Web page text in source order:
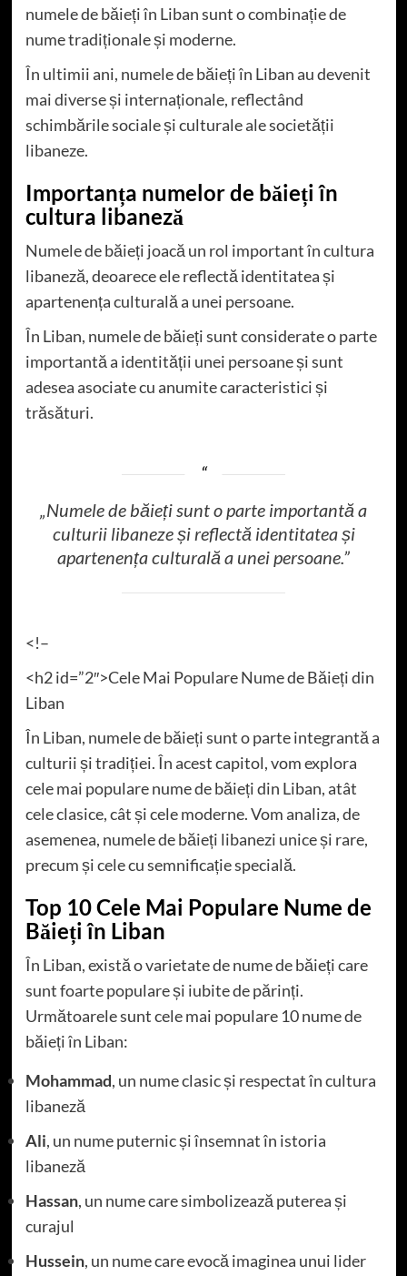
numele de băieți în Liban sunt o combinație de
nume tradiționale și moderne.
În ultimii ani, numele de băieți în Liban au devenit
mai diverse și internaționale, reflectând
schimbările sociale și culturale ale societății
libaneze.
Importanța numelor de băieți în
cultura libaneză
Numele de băieți joacă un rol important în cultura
libaneză, deoarece ele reflectă identitatea și
apartenența culturală a unei persoane.
În Liban, numele de băieți sunt considerate o parte
importantă a identității unei persoane și sunt
adesea asociate cu anumite caracteristici și
trăsături.
„Numele de băieți sunt o parte importantă a
culturii libaneze și reflectă identitatea și
apartenența culturală a unei persoane.”
<!–
<h2 id=”2″>Cele Mai Populare Nume de Băieți din
Liban
În Liban, numele de băieți sunt o parte integrantă a
culturii și tradiției. În acest capitol, vom explora
cele mai populare nume de băieți din Liban, atât
cele clasice, cât și cele moderne. Vom analiza, de
asemenea, numele de băieți libanezi unice și rare,
precum și cele cu semnificație specială.
Top 10 Cele Mai Populare Nume de
Băieți în Liban
În Liban, există o varietate de nume de băieți care
sunt foarte populare și iubite de părinți.
Următoarele sunt cele mai populare 10 nume de
băieți în Liban:
Mohammad, un nume clasic și respectat în cultura
libaneză
Ali, un nume puternic și însemnat în istoria
libaneză
Hassan, un nume care simbolizează puterea și
curajul
Hussein, un nume care evocă imaginea unui lider